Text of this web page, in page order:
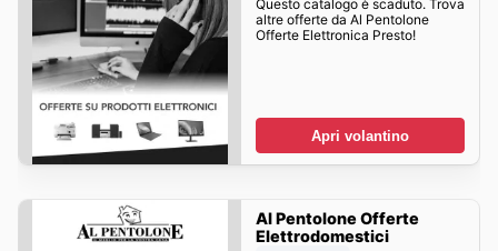
Questo catalogo è scaduto. Trova
altre offerte da Al Pentolone
Offerte Elettronica Presto!
Apri volantino
Al Pentolone Offerte
Elettrodomestici